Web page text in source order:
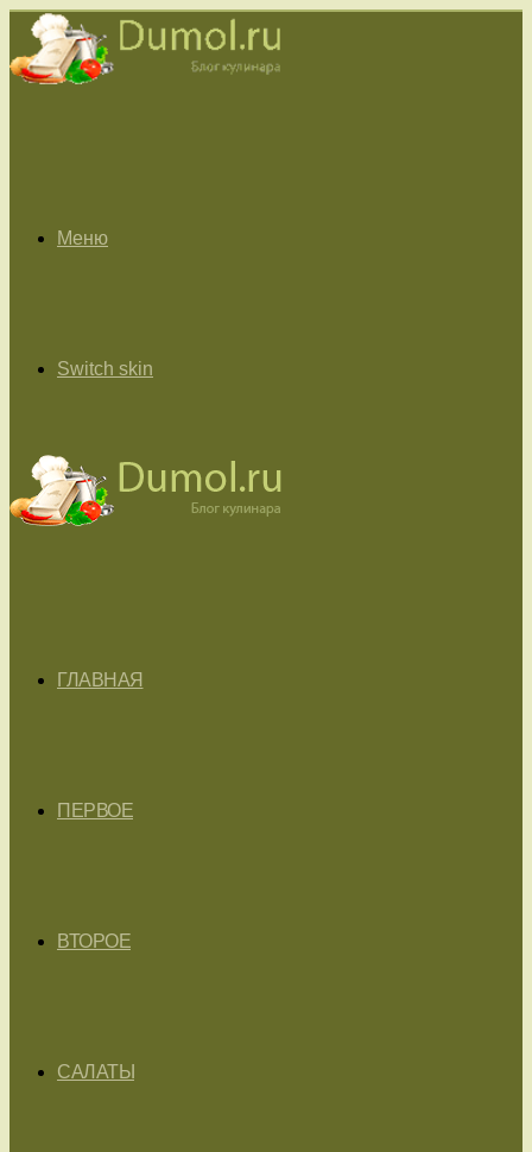
Меню
Switch skin
ГЛАВНАЯ
ПЕРВОЕ
ВТОРОЕ
САЛАТЫ